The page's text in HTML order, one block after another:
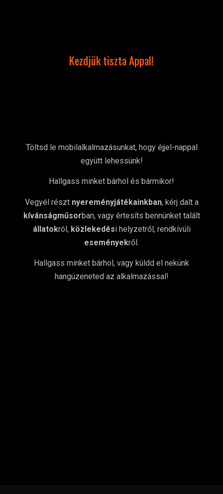
Kezdjük tiszta Appal!
Töltsd le mobilalkalmazásunkat, hogy éjjel-nappal
együtt lehessünk!
Hallgass minket bárhol és bármikor!
Vegyél részt nyereményjátékainkban, kérj dalt a
kívánságműsorban, vagy értesíts bennünket talált
állatokról, közlekedési helyzetről, rendkívüli
eseményekről.
Hallgass minket bárhol, vagy küldd el nekünk
hangüzeneted az alkalmazással!